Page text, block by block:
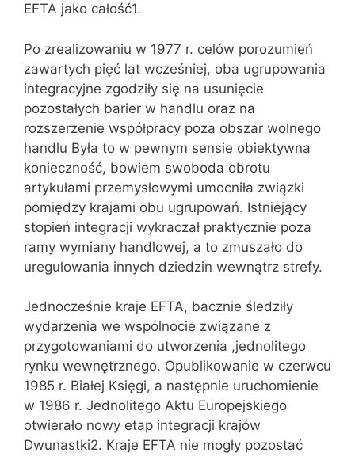
EFTA jako całość1.
Po zrealizowaniu w 1977 r. celów porozumień
zawartych pięć lat wcześniej, oba ugrupowania
integracyjne zgodziły się na usunięcie
pozostałych barier w handlu oraz na
rozszerzenie współpracy poza obszar wolnego
handlu Była to w pewnym sensie obiektywna
konieczność, bowiem swoboda obrotu
artykułami przemysłowymi umocniła związki
pomiędzy krajami obu ugrupowań. Istniejący
stopień integracji wykraczał praktycznie poza
ramy wymiany handlowej, a to zmuszało do
uregulowania innych dziedzin wewnątrz strefy.
Jednocześnie kraje EFTA, bacznie śledziły
wydarzenia we wspólnocie związane z
przygotowaniami do utworzenia ,jednolitego
rynku wewnętrznego. Opublikowanie w czerwcu
1985 r. Białej Księgi, a następnie uruchomienie
w 1986 r. Jednolitego Aktu Europejskiego
otwierało nowy etap integracji krajów
Dwunastki2. Kraje EFTA nie mogły pozostać